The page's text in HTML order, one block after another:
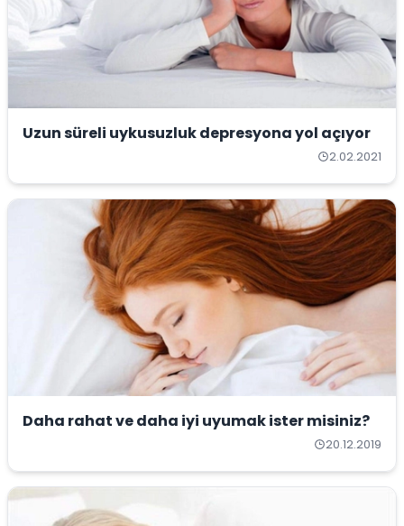
Uzun süreli uykusuzluk depresyona yol açıyor
2.02.2021
Daha rahat ve daha iyi uyumak ister misiniz?
20.12.2019